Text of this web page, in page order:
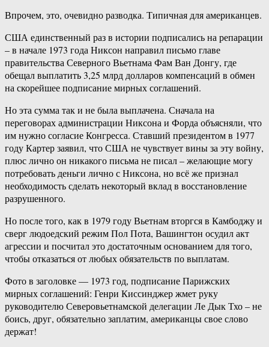
Впрочем, это, очевидно разводка. Типичная для американцев.
США единственный раз в истории подписались на репарации
– в начале 1973 года Никсон направил письмо главе
правительства Северного Вьетнама Фам Ван Донгу, где
обещал выплатить 3,25 млрд долларов компенсаций в обмен
на скорейшее подписание мирных соглашений.
Но эта сумма так и не была выплачена. Сначала на
переговорах администрации Никсона и Форда объясняли, что
им нужно согласие Конгресса. Ставший президентом в 1977
году Картер заявил, что США не чувствует вины за эту войну,
плюс лично он никакого письма не писал – желающие могу
потребовать деньги лично с Никсона, но всё же признал
необходимость сделать некоторый вклад в восстановление
разрушенного.
Но после того, как в 1979 году Вьетнам вторгся в Камбоджу и
сверг людоедский режим Пол Пота, Вашингтон осудил акт
агрессии и посчитал это достаточным основанием для того,
чтобы отказаться от любых обязательств по выплатам.
Фото в заголовке — 1973 год, подписание Парижских
мирных соглашений: Генри Киссинджер жмет руку
руководителю Северовьетнамской делегации Ле Дык Тхо – не
боись, друг, обязательно заплатим, американцы свое слово
держат!